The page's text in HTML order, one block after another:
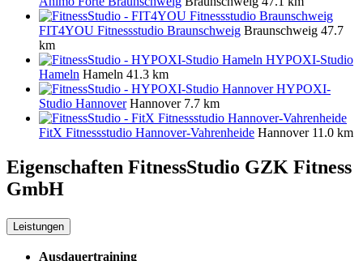
FIT4YOU Fitnessstudio Braunschweig Braunschweig 47.7
km
HYPOXI-Studio
Hameln Hameln 41.3 km
HYPOXI-
Studio Hannover Hannover 7.7 km
FitX Fitnessstudio Hannover-Vahrenheide Hannover 11.0 km
Eigenschaften FitnessStudio GZK Fitness
GmbH
Leistungen
Ausdauertraining